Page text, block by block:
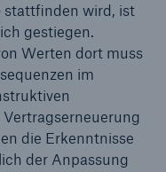
stattfinden wird, ist
gestiegen.
Werten dort muss
im
die Erkenntnisse
der Anpassung
der nicht